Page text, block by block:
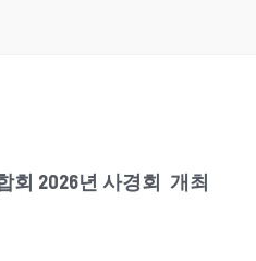
회 2026년 사경회 개최